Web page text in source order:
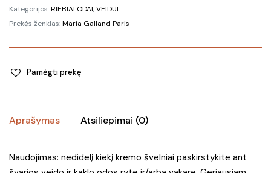
Kategorijos:RIEBIAI ODAI,VEIDUI
Prekės ženklas:Maria Galland Paris
Pamėgti prekę
Aprašymas Atsiliepimai (0)
Naudojimas: nedidelį kiekį kremo švelniai paskirstykite ant